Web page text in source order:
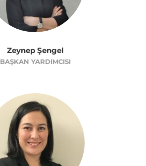
Zeynep Şengel
BAŞKAN YARDIMCISI